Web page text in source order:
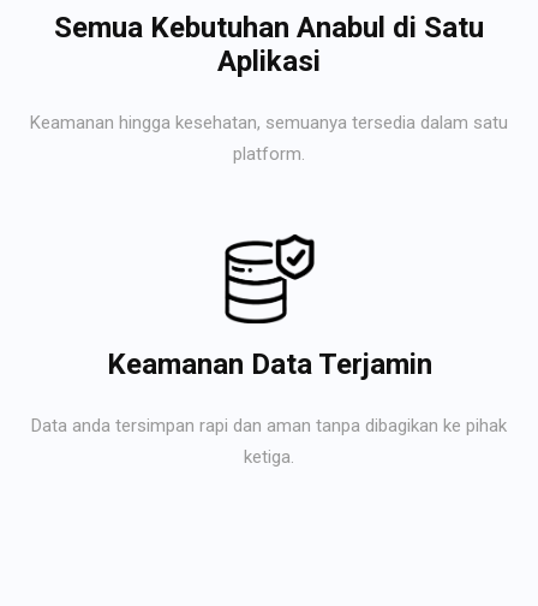
Semua Kebutuhan Anabul di Satu
Aplikasi
Keamanan hingga kesehatan, semuanya tersedia dalam satu
platform.
Keamanan Data Terjamin
Data anda tersimpan rapi dan aman tanpa dibagikan ke pihak
ketiga.